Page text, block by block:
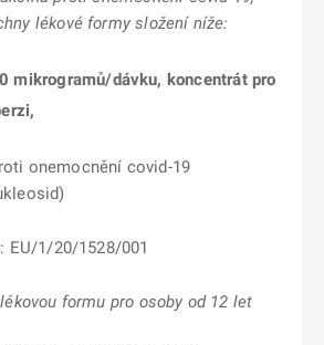
lékové formy složení níže:
mikrogramů/dávku, koncentrát pro
onemocnění covid-19
EU/1/20/1528/001
formu pro osoby od 12 let